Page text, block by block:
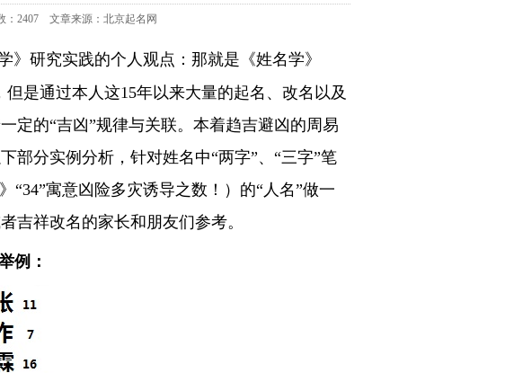
：2407 文章来源：北京起名网
研究实践的个人观点：那就是《姓名学》
是通过本人这15年以来大量的起名、改名以及
定的“吉凶”规律与关联。本着趋吉避凶的周易
部分实例分析，针对姓名中“两字”、“三字”笔
“34”寓意凶险多灾诱导之数！）的“人名”做一
吉祥改名的家长和朋友们参考。
例：